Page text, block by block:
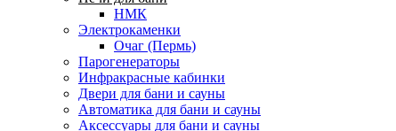
НМК
Электрокаменки
Очаг (Пермь)
Парогенераторы
Инфракрасные кабинки
Двери для бани и сауны
Автоматика для бани и сауны
Аксессуары для бани и сауны